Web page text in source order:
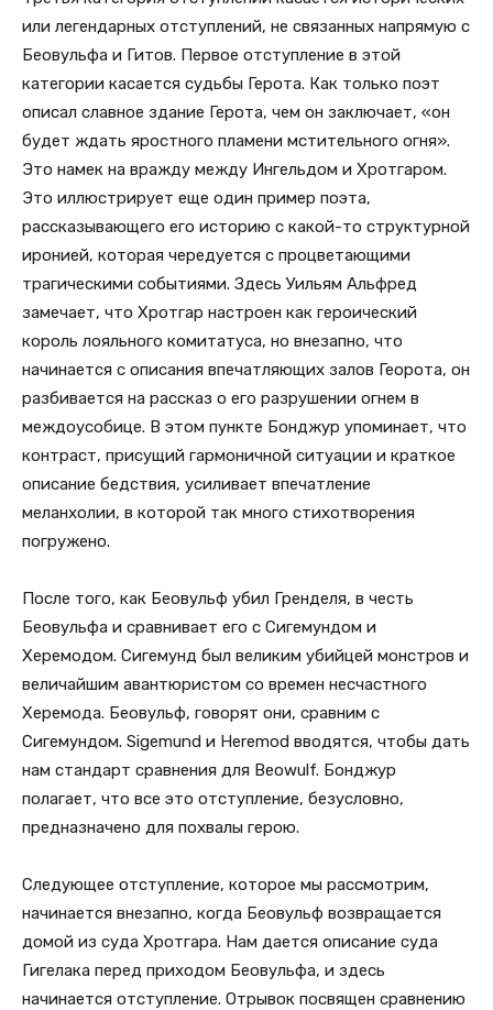
или легендарных отступлений, не связанных напрямую с
Беовульфа и Гитов. Первое отступление в этой
категории касается судьбы Герота. Как только поэт
описал славное здание Герота, чем он заключает, «он
будет ждать яростного пламени мстительного огня».
Это намек на вражду между Ингельдом и Хротгаром.
Это иллюстрирует еще один пример поэта,
рассказывающего его историю с какой-то структурной
иронией, которая чередуется с процветающими
трагическими событиями. Здесь Уильям Альфред
замечает, что Хротгар настроен как героический
король лояльного комитатуса, но внезапно, что
начинается с описания впечатляющих залов Георота, он
разбивается на рассказ о его разрушении огнем в
междоусобице. В этом пункте Бонджур упоминает, что
контраст, присущий гармоничной ситуации и краткое
описание бедствия, усиливает впечатление
меланхолии, в которой так много стихотворения
погружено.
После того, как Беовульф убил Гренделя, в честь
Беовульфа и сравнивает его с Сигемундом и
Херемодом. Сигемунд был великим убийцей монстров и
величайшим авантюристом со времен несчастного
Херемода. Беовульф, говорят они, сравним с
Сигемундом. Sigemund и Heremod вводятся, чтобы дать
нам стандарт сравнения для Beowulf. Бонджур
полагает, что все это отступление, безусловно,
предназначено для похвалы герою.
Следующее отступление, которое мы рассмотрим,
начинается внезапно, когда Беовульф возвращается
домой из суда Хротгара. Нам дается описание суда
Гигелака перед приходом Беовульфа, и здесь
начинается отступление. Отрывок посвящен сравнению